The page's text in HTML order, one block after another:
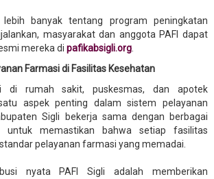
banyak tentang program peningkatan
masyarakat dan anggota PAFI dapat
mereka di pafikabsigli.org.
Farmasi di Fasilitas Kesehatan
di rumah sakit, puskesmas, dan apotek
aspek penting dalam sistem pelayanan
Sigli bekerja sama dengan berbagai
untuk memastikan bahwa setiap fasilitas
pelayanan farmasi yang memadai.
nyata PAFI Sigli adalah memberikan